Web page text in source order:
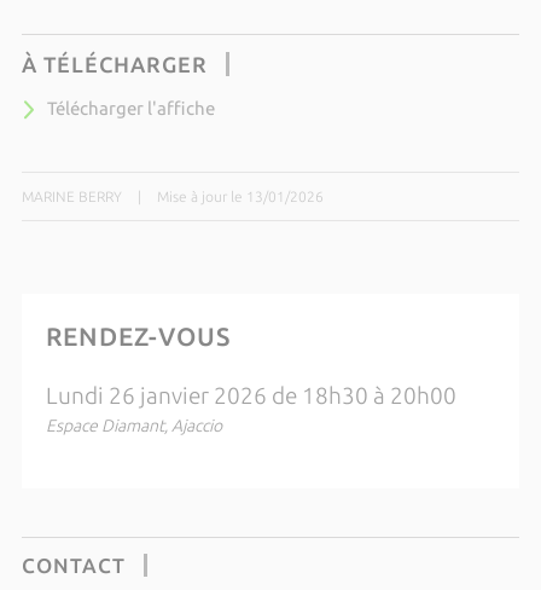
À TÉLÉCHARGER
Télécharger l'affiche
MARINE BERRY Mise à jour le 13/01/2026
RENDEZ-VOUS
Lundi 26 janvier 2026 de 18h30 à 20h00
Espace Diamant, Ajaccio
CONTACT